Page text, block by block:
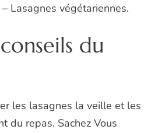
Lasagnes végétariennes.
du
les lasagnes la veille et les
du repas. Sachez Vous